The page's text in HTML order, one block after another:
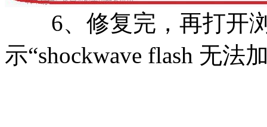
6、修复完，再打开
示“shockwave flash 无法